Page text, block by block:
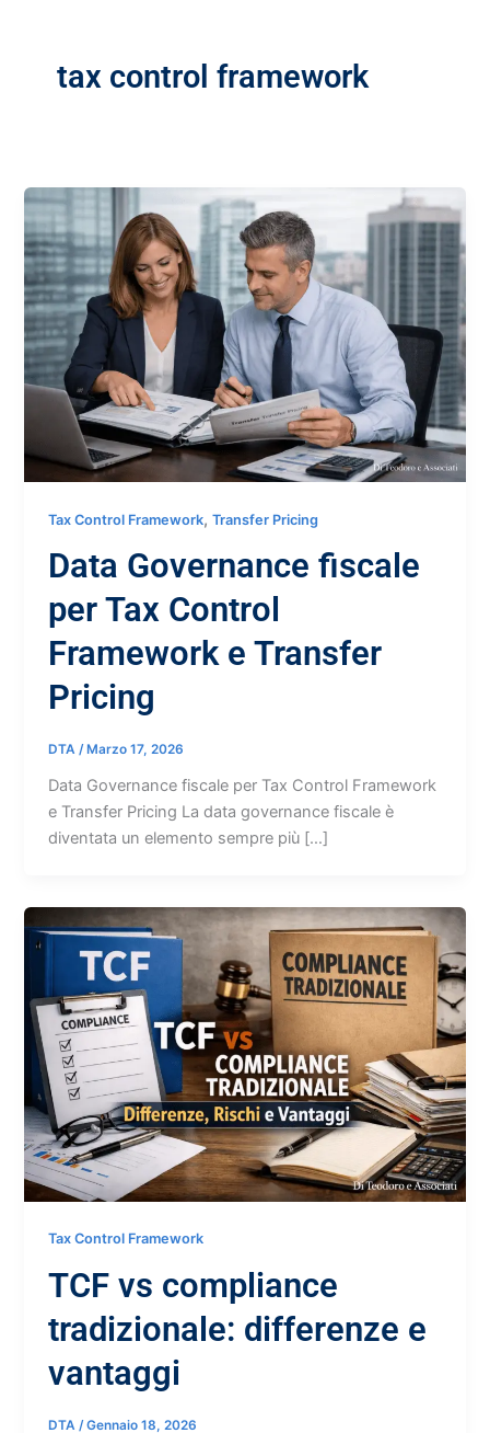
tax control framework
Tax Control Framework,Transfer Pricing
Data Governance fiscale
per Tax Control
Framework e Transfer
Pricing
DTA/ Marzo 17, 2026
Data Governance fiscale per Tax Control Framework
e Transfer Pricing La data governance fiscale è
diventata un elemento sempre più […]
Tax Control Framework
TCF vs compliance
tradizionale: differenze e
vantaggi
DTA /Gennaio 18, 2026